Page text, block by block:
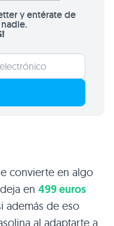
y entérate de
convierte en algo
en 499 euros
además de eso
al adaptarte a